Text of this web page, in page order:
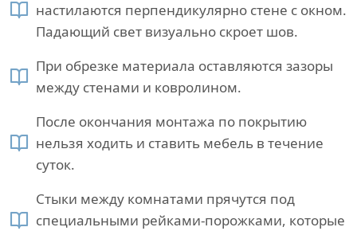
настилаются перпендикулярно стене с окном.
Падающий свет визуально скроет шов.
При обрезке материала оставляются зазоры
между стенами и ковролином.
После окончания монтажа по покрытию
нельзя ходить и ставить мебель в течение
суток.
Стыки между комнатами прячутся под
специальными рейками-порожками, которые